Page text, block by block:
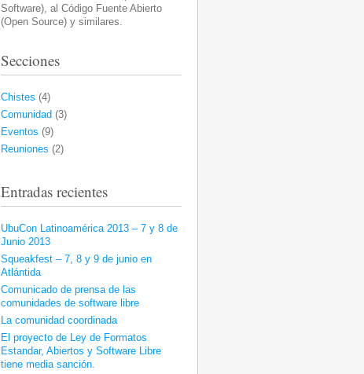
Software), al Código Fuente Abierto
(Open Source) y similares.
Secciones
Chistes (4)
Comunidad (3)
Eventos (9)
Reuniones (2)
Entradas recientes
UbuCon Latinoamérica 2013 – 7 y 8 de
Junio 2013
Squeakfest – 7, 8 y 9 de junio en
Atlántida
Comunicado de prensa de las
comunidades de software libre
La comunidad coordinada
El proyecto de Ley de Formatos
Estandar, Abiertos y Software Libre
tiene media sanción.